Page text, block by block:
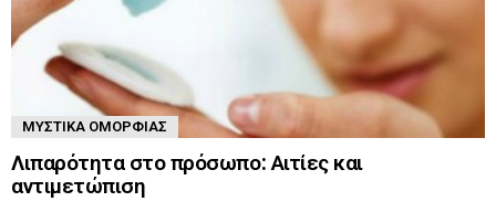
ΜΥΣΤΙΚΆ ΟΜΟΡΦΙΆΣ
Λιπαρότητα στο πρόσωπο: Αιτίες και
αντιμετώπιση